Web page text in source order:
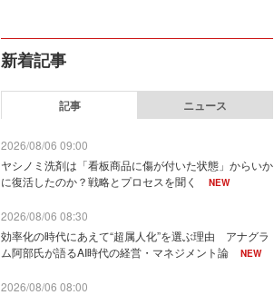
新着記事
記事 ニュース
2026/08/06 09:00
ヤシノミ洗剤は「看板商品に傷が付いた状態」からいか
に復活したのか？戦略とプロセスを聞く
NEW
2026/08/06 08:30
効率化の時代にあえて“超属人化”を選ぶ理由 アナグラ
ム阿部氏が語るAI時代の経営・マネジメント論
NEW
2026/08/06 08:00